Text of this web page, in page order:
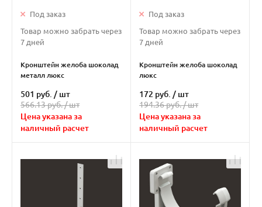
Под заказ
Товар можно забрать через
7 дней
Кронштейн желоба шоколад
металл люкс
501 руб. / шт
566.13 руб. /шт
Цена указана за
наличный расчет
Под заказ
Товар можно забрать через
7 дней
Кронштейн желоба шоколад
люкс
172 руб. / шт
194.36 руб. /шт
Цена указана за
наличный расчет